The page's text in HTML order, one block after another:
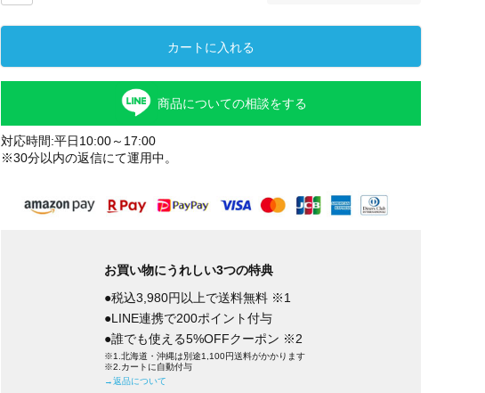
カモフラグ
カモフラカ
カートに入れる
商品についての相談をする
対応時間:平日10:00～17:00
※30分以内の返信にて運用中。
お買い物にうれしい3つの特典
●税込3,980円以上で送料無料 ※1
●LINE連携で200ポイント付与
●誰でも使える5%OFFクーポン ※2
※1.北海道・沖縄は別途1,100円送料がかかります
※2.カートに自動付与
→返品について